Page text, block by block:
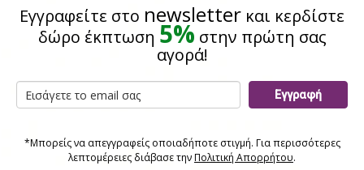
Εγγραφείτε στο newsletter και κερδίστε
δώρο έκπτωση 5% στην πρώτη σας
αγορά!
Εγγραφή
*Μπορείς να απεγγραφείς οποιαδήποτε στιγμή. Για περισσότερες
λεπτομέρειες διάβασε τηνΠολιτική Απορρήτου.